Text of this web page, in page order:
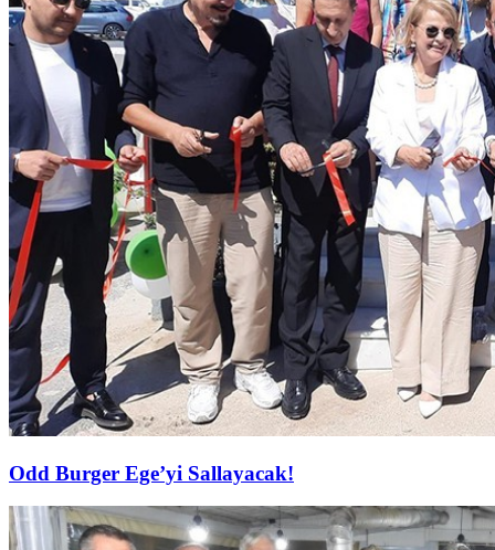
Odd Burger Ege’yi Sallayacak!